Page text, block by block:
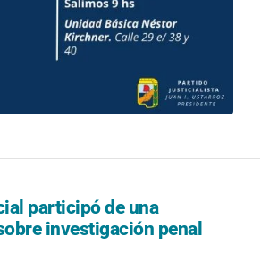
participó de una
investigación penal